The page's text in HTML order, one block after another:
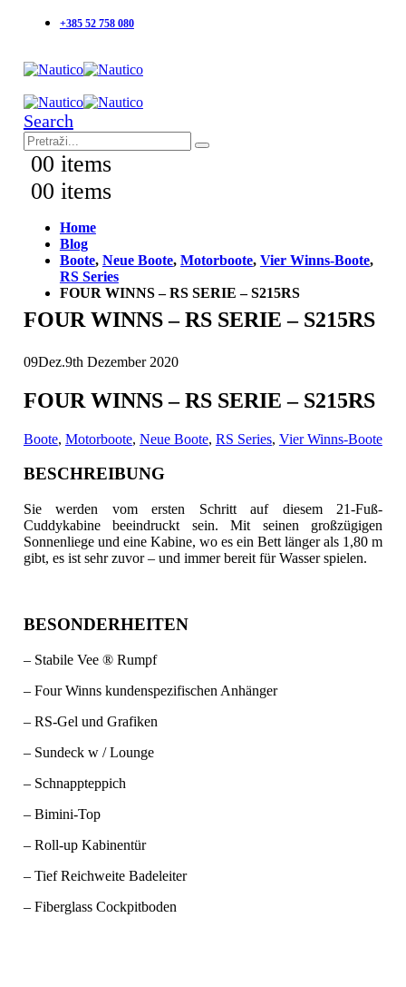
+385 52 758 080
Search
00 items
00 items
Home
Blog
Boote, Neue Boote, Motorboote, Vier Winns-Boote,
RS Series
FOUR WINNS – RS SERIE – S215RS
FOUR WINNS – RS SERIE – S215RS
09Dez.9th Dezember 2020
FOUR WINNS – RS SERIE – S215RS
Boote, Motorboote, Neue Boote, RS Series, Vier Winns-Boote
BESCHREIBUNG
Sie werden vom ersten Schrittauf diesem 21-Fuß-
Cuddykabine beeindruckt sein. Mit seinen großzügigen
Sonnenliege und eine Kabine, wo es ein Bett länger als 1,80 m
gibt, es ist sehr zuvor – und immer bereit für Wasser spielen.
BESONDERHEITEN
– Stabile Vee ® Rumpf
– Four Winns kundenspezifischen Anhänger
– RS-Gel und Grafiken
– Sundeck w / Lounge
– Schnappteppich
– Bimini-Top
– Roll-up Kabinentür
– Tief Reichweite Badeleiter
– Fiberglass Cockpitboden